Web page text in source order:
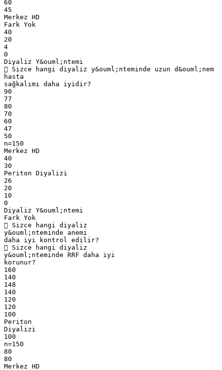
60
45
Merkez HD
Fark Yok
40
20
4
0
Diyaliz Y&ouml;ntemi
 Sizce hangi diyaliz y&ouml;nteminde uzun d&ouml;nem
hasta
sağkalımı daha iyidir?
90
77
80
70
60
47
50
n=150
Merkez HD
40
30
Periton Diyalizi
26
20
10
0
Diyaliz Y&ouml;ntemi
Fark Yok
 Sizce hangi diyaliz
y&ouml;nteminde anemi
daha iyi kontrol edilir?
 Sizce hangi diyaliz
y&ouml;nteminde RRF daha iyi
korunur?
160
140
148
140
120
120
100
Periton
Diyalizi
100
n=150
80
80
Merkez HD